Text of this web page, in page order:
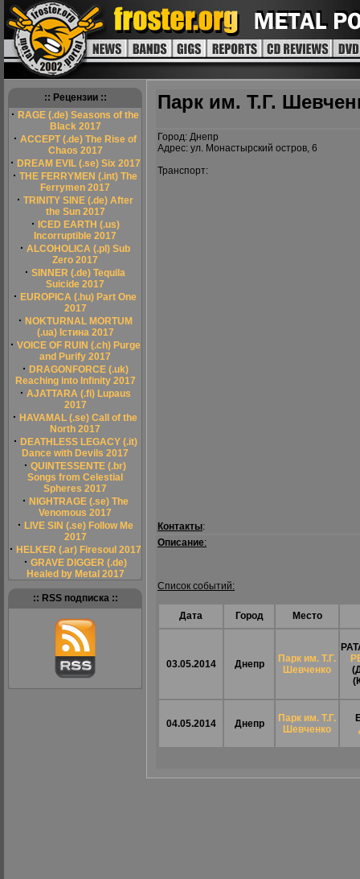
:: Рецензии ::
· RAGE (.de) Seasons of the
Black 2017
· ACCEPT (.de) The Rise of
Chaos 2017
· DREAM EVIL (.se) Six 2017
· THE FERRYMEN (.int) The
Ferrymen 2017
· TRINITY SINE (.de) After
the Sun 2017
· ICED EARTH (.us)
Incorruptible 2017
· ALCOHOLICA (.pl) Sub
Zero 2017
· SINNER (.de) Tequila
Suicide 2017
· EUROPICA (.hu) Part One
2017
· NOKTURNAL MORTUM
(.ua) Істина 2017
· VOICE OF RUIN (.ch) Purge
and Purify 2017
· DRAGONFORCE (.uk)
Reaching into Infinity 2017
· AJATTARA (.fi) Lupaus
2017
· HAVAMAL (.se) Call of the
North 2017
· DEATHLESS LEGACY (.it)
Dance with Devils 2017
· QUINTESSENTE (.br)
Songs from Celestial
Spheres 2017
· NIGHTRAGE (.se) The
Venomous 2017
· LIVE SIN (.se) Follow Me
2017
· HELKER (.ar) Firesoul 2017
· GRAVE DIGGER (.de)
Healed by Metal 2017
:: RSS подписка ::
Парк им. Т.Г.
Город: Днепр
Адрес: ул. Монастырский остров, 6
Транспорт:
Контакты:
Описание:
Список событий:
Дата Город Место
03.05.2014 Днепр
Парк им. Т.Г.
Шевченко
04.05.2014 Днепр
Парк им. Т.Г.
Шевченко